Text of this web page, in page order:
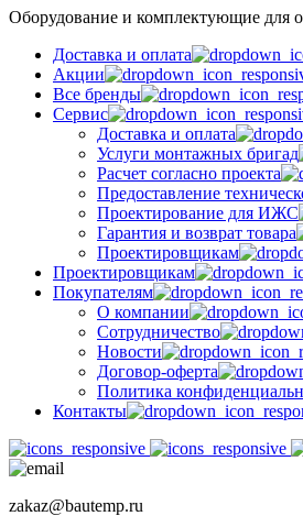
Оборудование и комплектующие для
Доставка и оплата
Акции
Все бренды
Сервис
Доставка и оплата
Услуги монтажных бригад
Расчет согласно проекта
Предоставление
Проектирование для ИЖС
Гарантия и возврат товара
Проектировщикам
Проектировщикам
Покупателям
О компании
Сотрудничество
Новости
Договор-оферта
Политика
Контакты
zakaz@bautemp.ru